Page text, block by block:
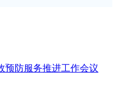
预防服务推进工作会议